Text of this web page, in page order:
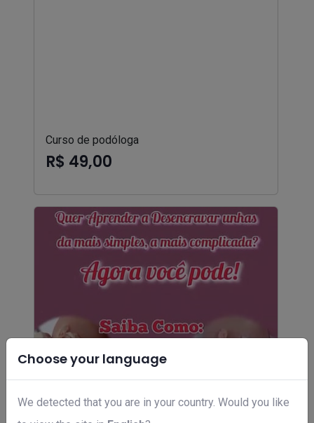
Choose your language
We detected that you are in your country. Would you like
Curso de podóloga
R$ 49,00